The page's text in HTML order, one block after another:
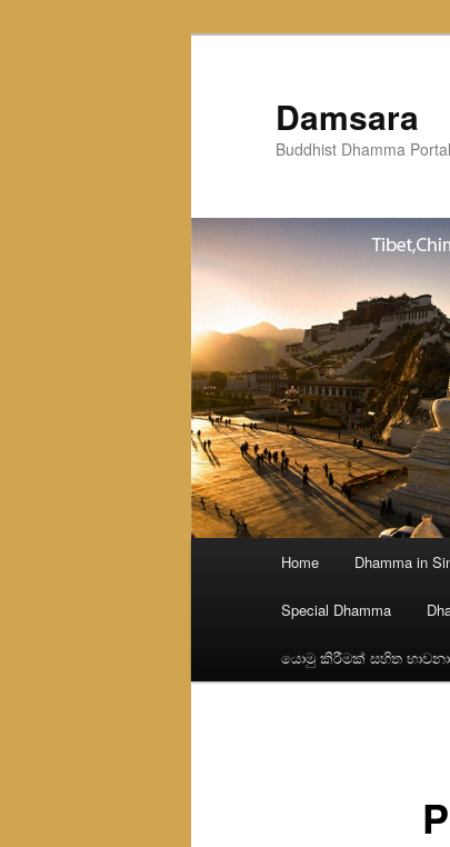
Damsara
Buddhist Dhamma Portal
Home Dhamma in
Special Dhamma
යොමු කිරීමක් සහිත